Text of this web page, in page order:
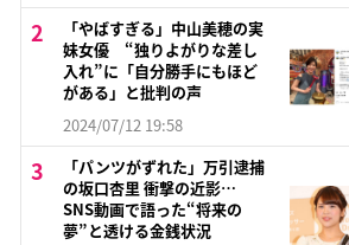
「やばすぎる」中山美穂の実
妹女優 “独りよがりな差し
入れ”に「自分勝手にもほど
がある」と批判の声
2024/07/12 19:58
「パンツがずれた」万引逮捕
の坂口杏里 衝撃の近影…
SNS動画で語った“将来の
夢”と透ける金銭状況